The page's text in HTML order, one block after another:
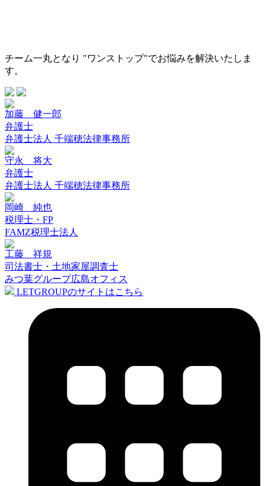
チーム一丸となり "ワンストップ"でお悩みを解決いたしま
す。
加藤 健一郎
弁護士
弁護士法人 千端穂法律事務所
守永 将大
弁護士
弁護士法人 千端穂法律事務所
岡崎 純也
税理士・FP
FAMZ税理士法人
工藤 祥規
司法書士・土地家屋調査士
みつ葉グループ広島オフィス
LETGROUPのサイトはこちら